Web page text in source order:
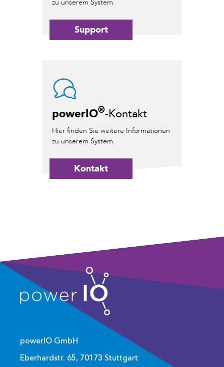
zu unserem System.
Support
powerIO®-Kontakt
Hier finden Sie weitere Informationen
zu unserem System.
Kontakt
powerIO GmbH
Eberhardstr. 65, 70173 Stuttgart